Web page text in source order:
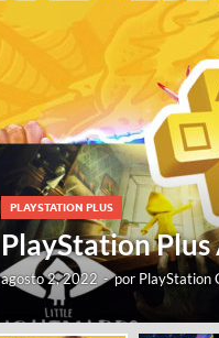
PLAYSTATION PLUS
PlayStation
agosto 2, 2022 -por PlayStation